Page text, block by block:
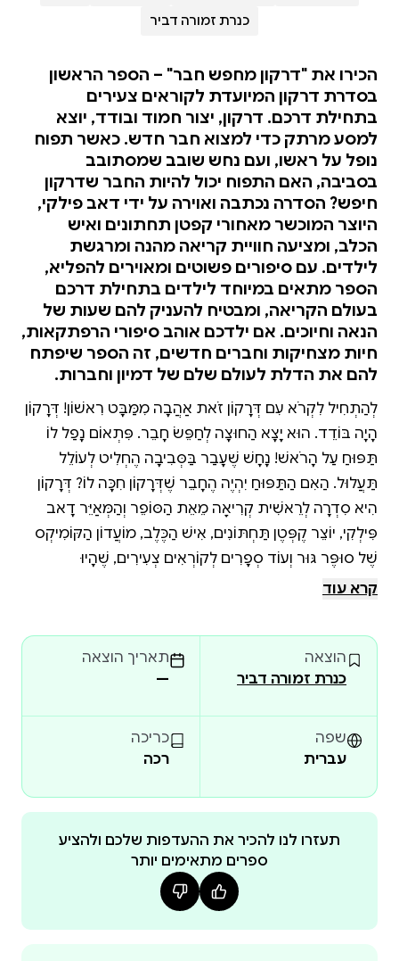
כנרת זמורה דביר
הכירו את "דרקון מחפש חבר" – הספר הראשון
בסדרת דרקון המיועדת לקוראים צעירים
בתחילת דרכם. דרקון, יצור חמוד ובודד, יוצא
למסע מרתק כדי למצוא חבר חדש. כאשר תפוח
נופל על ראשו, ועם נחש שובב שמסתובב
בסביבה, האם התפוח יכול להיות החבר שדרקון
חיפש? הסדרה נכתבה ואוירה על ידי דאב פילקי,
היוצר המוכשר מאחורי קפטן תחתונים ואיש
הכלב, ומציעה חוויית קריאה מהנה ומרגשת
לילדים. עם סיפורים פשוטים ומאוירים להפליא,
הספר מתאים במיוחד לילדים בתחילת דרכם
בעולם הקריאה, ומבטיח להעניק להם שעות של
הנאה וחיוכים. אם ילדכם אוהב סיפורי הרפתקאות,
חיות מצחיקות וחברים חדשים, זה הספר שיפתח
להם את הדלת לעולם שלם של דמיון וחברות.
לְהַתְחִיל לִקְרֹא עִם דְּרָקוֹן זֹאת אַהֲבָה מִמַּבָּט רִאשׁוֹן! דְּרָקוֹן
הָיָה בּוֹדֵד. הוּא יָצָא הַחוּצָה לְחַפֵּשׂ חָבֵר. פִּתְאוֹם נָפַל לוֹ
תַּפּוּחַ עַל הָרֹאשׁ! נָחָשׁ שֶׁעָבַר בַּסְּבִיבָה הֶחְלִיט לְעוֹלֵל
תַּעֲלוּל. הַאִם הַתַּפּוּחַ יִהְיֶה הֶחָבֵר שֶׁדְּרָקוֹן חִכָּה לוֹ? דְּרָקוֹן
הִיא סִדְרָה לְרֵאשִׁית קְרִיאָה מֵאֵת הַסּוֹפֵר וְהַמְּאַיֵּר דָאב
פִּילְקִי, יוֹצֵר קֶפְּטֶן תַּחְתּוֹנִים, אִישׁ הַכֶּלֶב, מוֹעֲדוֹן הַקּוֹמִיקְס
שֶׁל סוּפֶּר גּוּר וְעוֹד סְפָרִים לְקוֹרְאִים צְעִירִים, שֶׁהָיוּ
לְרַבֵּי־מֶכֶר בָּאָרֶץ וּבָעוֹלָם הצצה לספר
קרא עוד
הוצאה
כנרת זמורה דביר
תאריך הוצאה
—
שפה
עברית
כריכה
רכה
תעזרו לנו להכיר את ההעדפות שלכם ולהציע
ספרים מתאימים יותר